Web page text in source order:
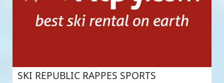
SKI REPUBLIC RAPPES SPORTS